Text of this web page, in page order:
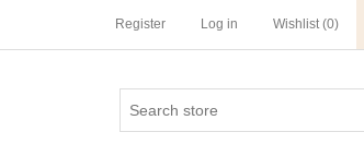
Register Log in Wishlist (0)